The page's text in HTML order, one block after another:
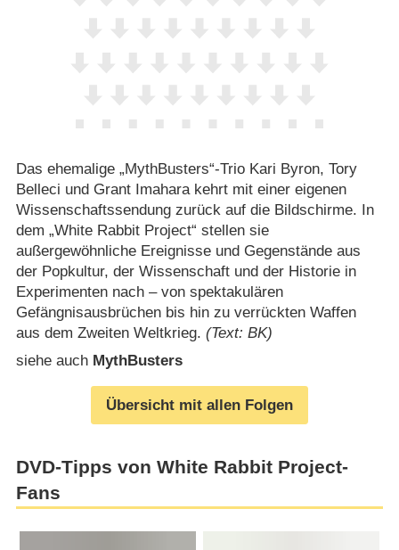
Das ehemalige „MythBusters“-Trio Kari Byron, Tory
Belleci und Grant Imahara kehrt mit einer eigenen
Wissenschaftssendung zurück auf die Bildschirme. In
dem „White Rabbit Project“ stellen sie
außergewöhnliche Ereignisse und Gegenstände aus
der Popkultur, der Wissenschaft und der Historie in
Experimenten nach – von spektakulären
Gefängnisausbrüchen bis hin zu verrückten Waffen
aus dem Zweiten Weltkrieg. (Text: BK)
siehe auch MythBusters
Übersicht mit allen Folgen
DVD-Tipps von White Rabbit Project-
Fans